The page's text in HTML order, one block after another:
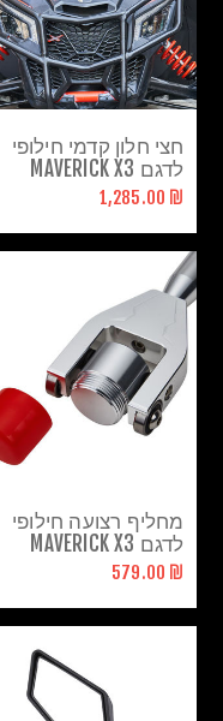
חצי חלון קדמי חילופי
לדגם MAVERICK X3
₪ 1,285.00
מחליף רצועה חילופי
לדגם MAVERICK X3
₪ 579.00